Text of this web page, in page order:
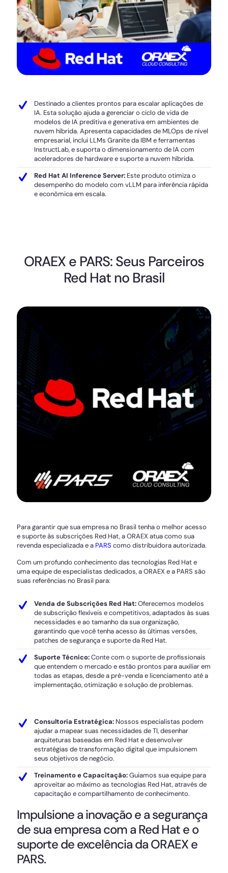
Destinado a clientes prontos para escalar aplicações de
IA. Esta solução ajuda a gerenciar o ciclo de vida de
modelos de IA preditiva e generativa em ambientes de
nuvem híbrida. Apresenta capacidades de MLOps de nível
empresarial, inclui LLMs Granite da IBM e ferramentas
InstructLab, e suporta o dimensionamento de IA com
aceleradores de hardware e suporte a nuvem híbrida.
Red Hat AI Inference Server: Este produto otimiza o
desempenho do modelo com vLLM para inferência rápida
e econômica em escala.
ORAEX e PARS: Seus Parceiros
Red Hat no Brasil
Para garantir que sua empresa no Brasil tenha o melhor acesso
e suporte às subscrições Red Hat, a ORAEX atua como sua
revenda especializada e a PARS como distribuidora autorizada.
Com um profundo conhecimento das tecnologias Red Hat e
uma equipe de especialistas dedicados, a ORAEX e a PARS são
suas referências no Brasil para:
Venda de Subscrições Red Hat:Oferecemos modelos
de subscrição flexíveis e competitivos, adaptados às suas
necessidades e ao tamanho da sua organização,
garantindo que você tenha acesso às últimas versões,
patches de segurança e suporte da Red Hat.
Suporte Técnico:Conte com o suporte de profissionais
que entendem o mercado e estão prontos para auxiliar em
todas as etapas, desde a pré-venda e licenciamento até a
implementação, otimização e solução de problemas.
Consultoria Estratégica: Nossos especialistas podem
ajudar a mapear suas necessidades de TI, desenhar
arquiteturas baseadas em Red Hat e desenvolver
estratégias de transformação digital que impulsionem
seus objetivos de negócio.
Treinamento e Capacitação:Guiamos sua equipe para
aproveitar ao máximo as tecnologias Red Hat, através de
capacitação e compartilhamento de conhecimento.
Impulsione a inovação e a segurança
de sua empresa com a Red Hat e o
suporte de excelência da ORAEX e
PARS.